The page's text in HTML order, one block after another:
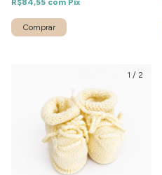
R$84,55 com Pix
1 / 2